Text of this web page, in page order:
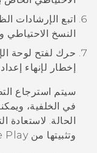
اتبع الإرشادات
النسخ الاحتياطي
حرك لفتح لوحة
إخطار لإنهاء
سيتم استرجاع
في الخلفية،
الحالة. لاستعادة
وتثبيتها منPlay